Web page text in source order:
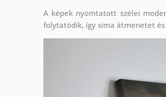
A képek nyomtatott szélei
folytatódik, így sima átmenetet